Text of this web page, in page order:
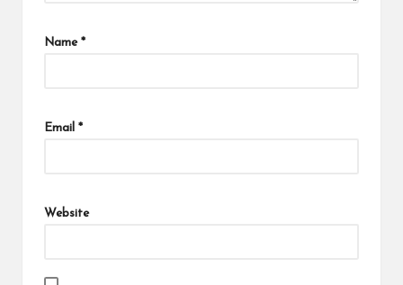
Name *
Email *
Website